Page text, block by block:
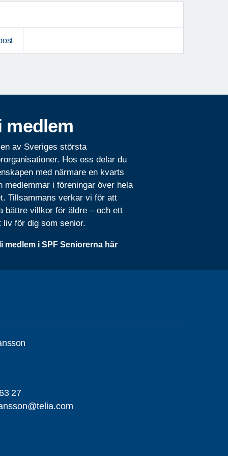
medlem
av Sveriges största
Hos oss delar du
med närmare en kvarts
medlemmar i föreningar över hela
Tillsammans verkar vi för att
bättre villkor för äldre – och ett
liv för dig som senior.
medlem i SPF Seniorerna här
27